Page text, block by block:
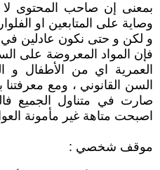
بمعنى إن صاحب المحتوى
وصاية على المتابعين او
و لكن و حتى نكون عادلين
فإن المواد المعروضة على
العمرية اي من الأطفال و
السن القانوني ، ومع معرفتنا
صارت في متناول الجميع
اصبحت متاهة غير مأمونة
موقف شخصي :